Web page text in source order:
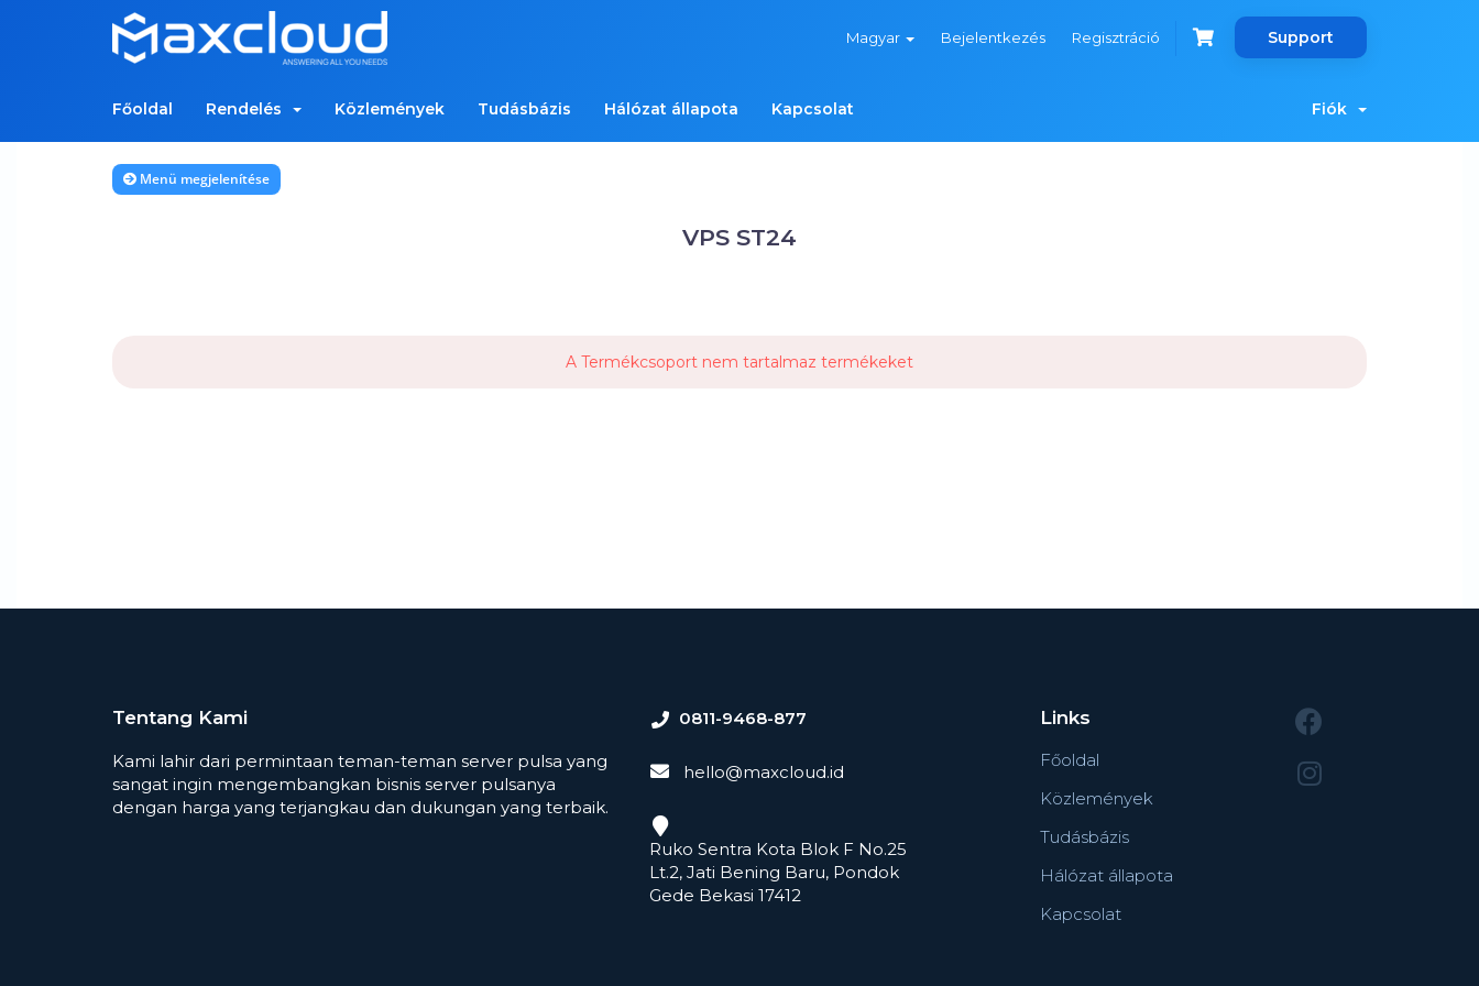
Magyar Bejelentkezés Regisztráció Support
Főoldal Rendelés Közlemények Tudásbázis Hálózat állapota Kapcsolat Fiók
Menü megjelenítése
VPS ST24
A Termékcsoport nem tartalmaz termékeket
Tentang Kami
Kami lahir dari permintaan teman-teman server pulsa yang
sangat ingin mengembangkan bisnis server pulsanya
dengan harga yang terjangkau dan dukungan yang terbaik.
0811-9468-877
hello@maxcloud.id
Ruko Sentra Kota Blok F No.25
Lt.2, Jati Bening Baru, Pondok
Gede Bekasi 17412
Links
Főoldal
Közlemények
Tudásbázis
Hálózat állapota
Kapcsolat